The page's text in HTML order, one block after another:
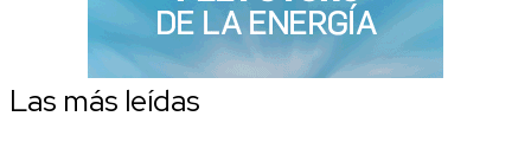
Las más leídas